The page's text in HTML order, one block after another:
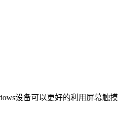
设备可以更好的利用屏幕触